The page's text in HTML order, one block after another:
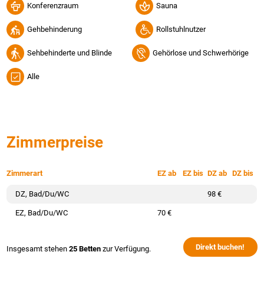
Konferenzraum Sauna
Gehbehinderung Rollstuhlnutzer
Sehbehinderte und Blinde Gehörlose und Schwerhörige
Alle
Zimmerpreise
Zimmerart EZ ab EZ bis DZ ab DZ bis
DZ, Bad/Du/WC 98 €
EZ, Bad/Du/WC 70 €
Insgesamt stehen25 Betten zur Verfügung. Direkt buchen!